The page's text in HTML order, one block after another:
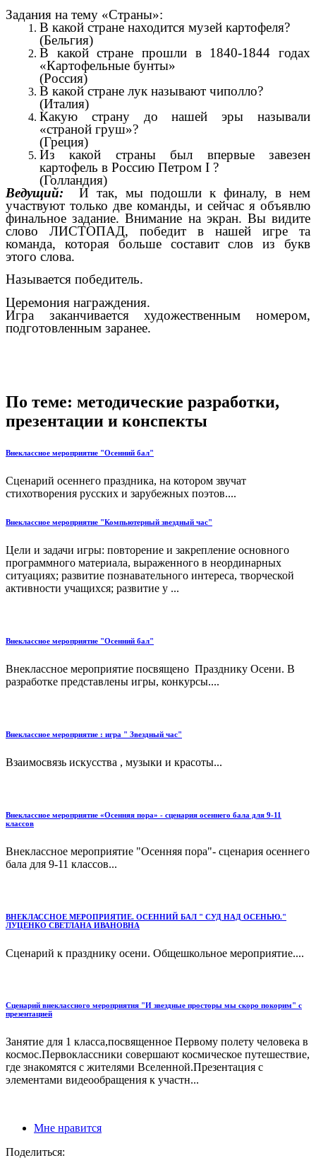
Задания на тему «Страны»:
В какой стране находится музей картофеля?
(Бельгия)
В какой стране прошли в 1840-1844 годах
«Картофельные бунты»
(Россия)
В какой стране лук называют чиполло?
(Италия)
Какую страну до нашей эры называли
«страной груш»?
(Греция)
Из какой страны был впервые завезен
картофель в Россию Петром I ?
(Голландия)
Ведущий: И так, мы подошли к финалу, в нем
участвуют только две команды, и сейчас я объявлю
финальное задание. Внимание на экран. Вы видите
слово ЛИСТОПАД, победит в нашей игре та
команда, которая больше составит слов из букв
этого слова.
Называется победитель.
Церемония награждения.
Игра заканчивается художественным номером,
подготовленным заранее.
По теме: методические разработки,
презентации и конспекты
Внеклассное мероприятие "Осенний бал"
Сценарий осеннего праздника, на котором звучат
стихотворения русских и зарубежных поэтов....
Внеклассное мероприятие "Компьютерный звездный час"
Цели и задачи игры: повторение и закрепление основного
программного материала, выраженного в неординарных
ситуациях; развитие познавательного интереса, творческой
активности учащихся; развитие у ...
Внеклассное мероприятие "Осенний бал"
Внеклассное мероприятие посвящено Празднику Осени. В
разработке представлены игры, конкурсы....
Внеклассное мероприятие : игра " Звездный час"
Взаимосвязь искусства , музыки и красоты...
Внеклассное мероприятие «Осенняя пора» - сценария осеннего бала для 9-11
классов
Внеклассное мероприятие "Осенняя пора"- сценария осеннего
бала для 9-11 классов...
ВНЕКЛАССНОЕ МЕРОПРИЯТИЕ. ОСЕННИЙ БАЛ " СУД НАД ОСЕНЬЮ."
ЛУЦЕНКО СВЕТЛАНА ИВАНОВНА
Сценарий к празднику осени. Общешкольное мероприятие....
Сценарий внеклассного мероприятия "И звездные просторы мы скоро покорим" с
презентацией
Занятие для 1 класса,посвященное Первому полету человека в
космос.Первоклассники совершают космическое путешествие,
где знакомятся с жителями Вселенной.Презентация с
элементами видеообращения к участн...
Мне нравится
Поделиться: